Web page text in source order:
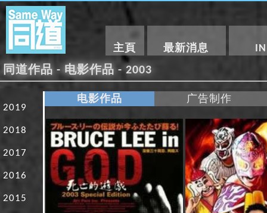
主頁 最新消息
同道作品 - 电影作品 - 2003
2019
2018
2017
2016
2015
电影作品 广告制作